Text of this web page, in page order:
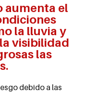
aumenta el
la lluvia y
visibilidad
las
debido a las